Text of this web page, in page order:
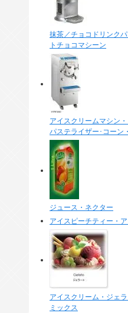
抹茶／チョコドリンク
トチョコマシーン
アイスクリームマシン
パステライザー･コーン
ジュース・ネクター
アイスピーチティー・
アイスクリーム・ジェ
ミックス